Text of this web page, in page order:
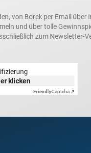
von Borek per Email
und über tolle
zum Newsletter-
klicken
FriendlyCaptcha ⇗